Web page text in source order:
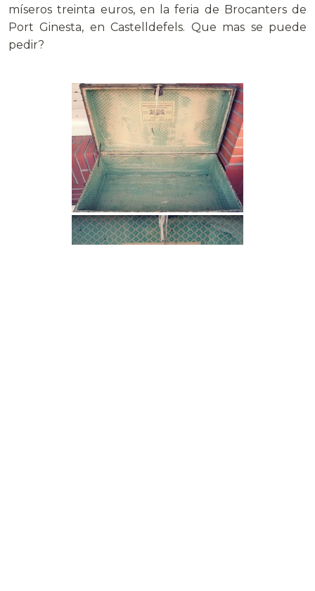
míseros treinta euros, en la feria de Brocanters de
Port Ginesta, en Castelldefels. Que mas se puede
pedir?